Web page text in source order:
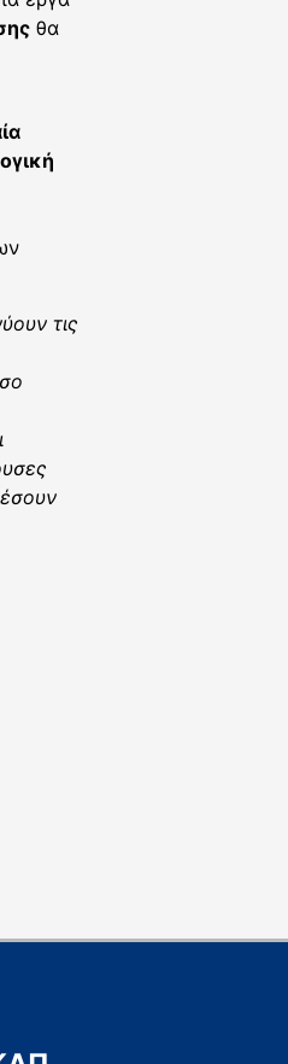
θα
τις